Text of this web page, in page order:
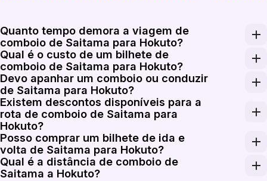
Quanto tempo demora a viagem de
comboio de Saitama para Hokuto?
Viajar de comboio de Saitama para Hokuto
Qual é o custo de um bilhete de
comboio de Saitama para Hokuto?
A tarifa para um bilhete de comboio de Saitama para
Devo apanhar um comboio ou conduzir
de Saitama para Hokuto?
Embora conduzir possa oferecer flexibilidade,
Existem descontos disponíveis para a
rota de comboio de Saitama para
Hokuto?
Os descontos podem variar consoante o serviço de
Posso comprar um bilhete de ida e
volta de Saitama para Hokuto?
Sim, pode comprar um bilhete de ida e volta de
Qual é a distância de comboio de
Saitama a Hokuto?